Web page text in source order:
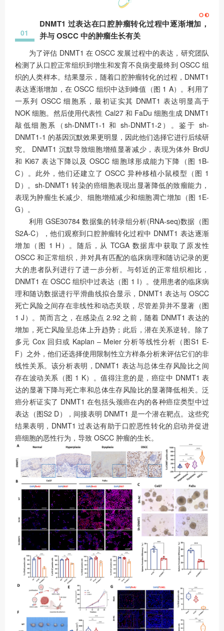
01
DNMT1 过表达在口腔肿瘤转化过程中逐渐增加，
并与 OSCC 中的肿瘤生长有关
为了评估 DNMT1 在 OSCC 发展过程中的表达，研究团队
检测了从口腔正常组织到增生和发育不良病变最终到 OSCC 组
织的人类样本。结果显示，随着口腔肿瘤转化的过程，DNMT1
表达逐渐增加，在 OSCC 组织中达到峰值（图 1 A）。利用了
一系列 OSCC 细胞系，最初证实其 DNMT1 表达明显高于
NOK 细胞。然后使用代表性 Cal27 和 FaDu 细胞生成 DNMT1
敲低细胞系（sh-DNMT1-1 和 sh-DNMT1-2）。鉴于 sh-
DNMT1-1 的基因沉默效果更明显，因此他们选择它进行后续研
究。 DNMT1 沉默导致细胞增殖显著减少，表现为体外 BrdU
和 Ki67 表达下降以及 OSCC 细胞球形成能力下降（图 1B-
C）。此外，他们还建立了 OSCC 异种移植小鼠模型（图 1
D）。sh-DNMT1 转染的癌细胞表现出显著降低的致瘤能力，
表现为肿瘤生长减少、细胞增殖减少和细胞凋亡增加（图 1E-
G）。
利用 GSE30784 数据集的转录组分析(RNA-seq)数据（图
S2A-C），他们观察到口腔肿瘤转化过程中 DNMT1 表达逐渐
增加（图 1 H）。随后，从 TCGA 数据库中获取了原发性
OSCC 和正常组织，并对具有匹配的临床病理和随访记录的更
大的患者队列进行了进一步分析。与邻近的正常组织相比，
DNMT1 在 OSCC 组织中过表达（图 1 I）。使用患者的临床病
理和随访数据进行平滑曲线拟合显示，DNMT1 表达与 OSCC
死亡风险之间存在非线性和动态关联，尽管差异并不显著（图
1 J）。简而言之，在感染点 2.92 之前，随着 DNMT1 表达的
增加，死亡风险呈总体上升趋势；此后，潜在关系逆转。除了
多元 Cox 回归或 Kaplan ‒ Meier 分析等线性分析（图S1 E-
F）之外，他们还选择使用限制性立方样条分析来评估它们的非
线性关系。该分析表明，DNMT1 表达与总体生存风险比之间
存在波动关系（图 1 K）。值得注意的是，癌症中 DNMT1 表
达的显著下降与死亡率和总体生存风险比的显著降低相关。泛
癌分析证实了 DNMT1 在包括头颈癌在内的各种癌症类型中过
表达（图S2 D），间接表明 DNMT1 是一个潜在靶点。这些究
结果表明，DNMT1 过表达有助于口腔恶性转化的启动并促进
癌细胞的恶性行为，导致 OSCC 肿瘤的生长。